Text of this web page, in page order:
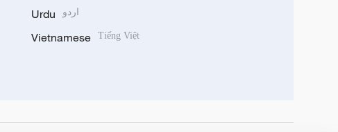
Urdu اردو
Vietnamese Tiếng Việt